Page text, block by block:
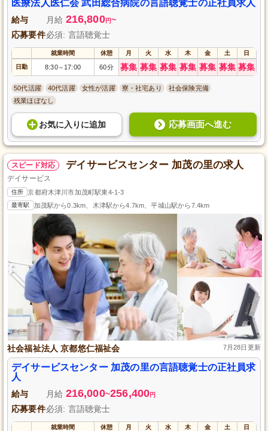
医療法人医仁会 武田総合病院の言語聴覚士の正社員求人
給与 月給 216,800円~
応募要件必須: 言語聴覚士
就業時間 休憩 月 火 水 木 金 土 日
日勤 8:30～ 17:00 60分 募集 募集 募集 募集 募集 募集 募集
50代活躍 40代活躍 女性が活躍 寮・社宅あり
社会保険完備
残業ほぼなし
お気に入り に追加 応募画面へ進む
スピード対応 デイサービスセンター 加茂の里の求人
デイサービス
住所 京都府木津川市加茂町駅東4-1-3
最寄駅 加茂駅から0.3km、木津駅から4.7km、平城山駅から7.4km
社会福祉法人 京都悠仁福祉会 7月28日更新
デイサービスセンター 加茂の里の言語聴覚士の正社員求
人
給与 月給 216,000~256,400円
応募要件必須: 言語聴覚士
就業時間 休憩 月 火 水 木 金 土 日